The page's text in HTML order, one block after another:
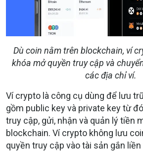
Dù coin nằm trên blockchain, ví
khóa mở quyền truy cập và
các địa chỉ ví.
Ví crypto là công cụ dùng để lưu
gồm public key và private key từ
truy cập, gửi, nhận và quản lý tiền
blockchain. Ví crypto không lưu
quyền truy cập vào tài sản gắn